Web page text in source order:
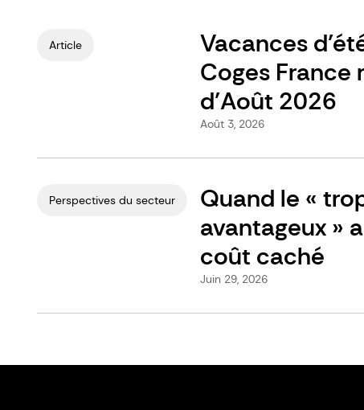
Article
Août 3, 2026
Vacances
Coges France
d’Août 2026
Perspectives du secteur
Juin 29, 2026
Quand le «
avantageux »
coût caché